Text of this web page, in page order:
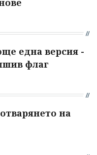
една версия -
флаг
на